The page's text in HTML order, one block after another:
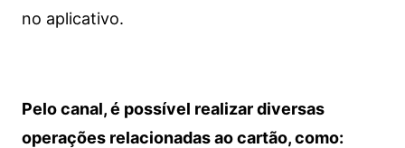
no aplicativo.
Pelo canal, é possível realizar diversas
operações relacionadas ao cartão, como: